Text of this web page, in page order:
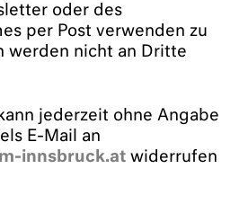
oder des
per Post verwenden zu
werden nicht an Dritte
jederzeit ohne Angabe
E-Mail an
innsbruck.atwiderrufen